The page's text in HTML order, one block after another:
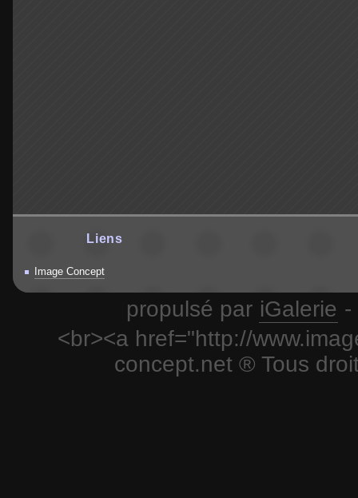
Liens
Image Concept
propulsé par iGalerie -
<br><a href="http://
concept.net ® Tous